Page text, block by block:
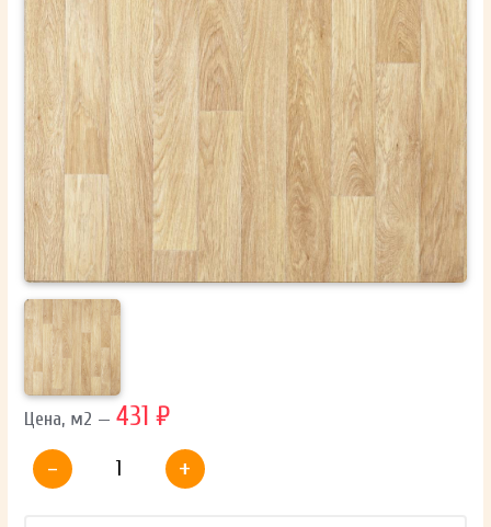
ОТПРАВИТЬ
Ваши данные не будут переданы третьим лицам
Цена, м2 — 431 ₽
-
+